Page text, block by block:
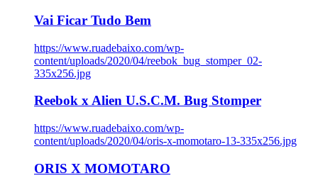
Vai Ficar Tudo Bem
https://www.ruadebaixo.com/wp-
content/uploads/2020/04/reebok_bug_stomper_02-
335x256.jpg
Reebok x Alien U.S.C.M. Bug Stomper
https://www.ruadebaixo.com/wp-
content/uploads/2020/04/oris-x-momotaro-13-335x256.jpg
ORIS X MOMOTARO